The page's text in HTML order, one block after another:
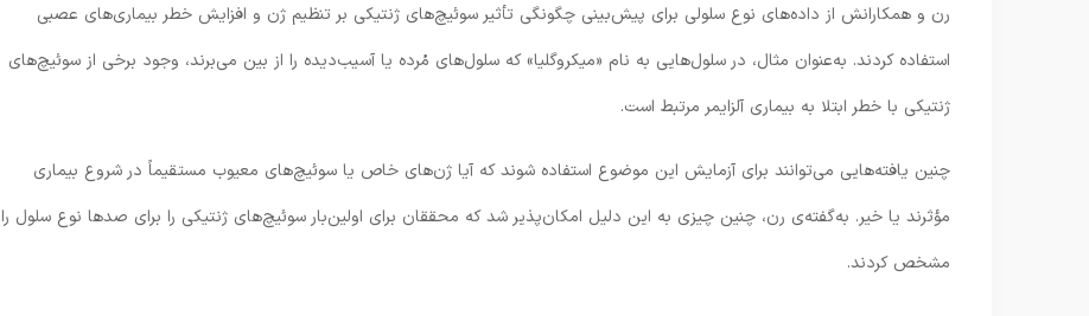
رن و همکارانش از داده‌های نوع سلولی برای پیش‌بینی چگونگی تأثیر سوئیچ‌های ژنتیکی بر تنظیم ژن و افزایش خطر بیماری‌های عصبی
استفاده کردند. به‌عنوان مثال، در سلول‌هایی به‌ نام «میکروگلیا» که سلول‌های مُرده یا آسیب‌دیده را از بین می‌برند، وجود برخی از سوئیچ‌های
ژنتیکی با خطر ابتلا به بیماری آلزایمر مرتبط است.
چنین یافته‌هایی می‌توانند برای آزمایش این موضوع استفاده شوند که آیا ژن‌های خاص یا سوئیچ‌های معیوب مستقیماً در شروع بیماری
مؤثرند یا خیر. به‌گفته‌ی رن، چنین چیزی به این دلیل امکان‌پذیر شد که محققان برای اولین‌بار سوئیچ‌های ژنتیکی را برای صدها نوع سلول را
مشخص کردند.